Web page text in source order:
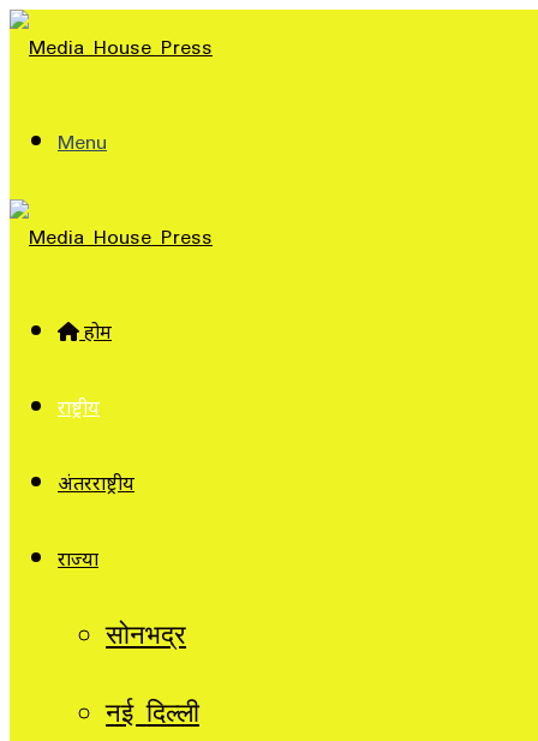
Menu
होम
राष्ट्रीय
अंतरराष्ट्रीय
राज्यों
सोनभद्र
नई दिल्ली